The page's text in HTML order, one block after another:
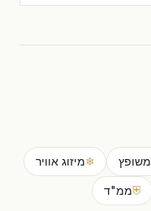
משופץ ❄מיזוג אוויר
⛨ממ"ד